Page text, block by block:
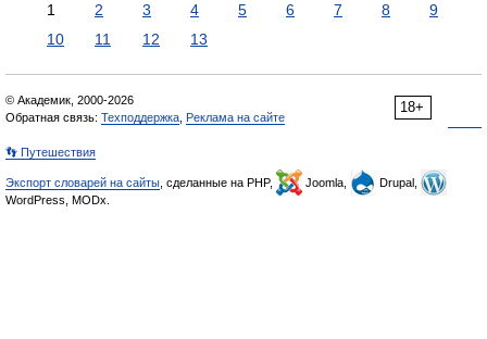
1 2 3 4 5 6 7 8
9
10
11 12 13
18+
© Академик, 2000-2026
Обратная связь: Техподдержка Реклама на сайте
👣 Путешествия
Экспорт словарей на сайты , сделанные на PHP, Joomla,
Drupal,
WordPress, MODx.